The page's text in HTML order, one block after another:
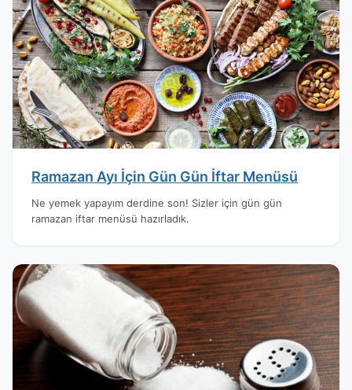
Ramazan Ayı İçin Gün Gün İftar Menüsü
Ne yemek yapayım derdine son! Sizler için gün gün
ramazan iftar menüsü hazırladık.